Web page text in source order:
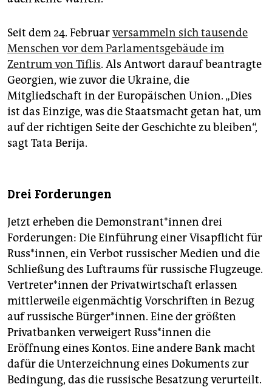
Seit dem 24. Februarversammeln sich tausende
Menschen vor dem Parlamentsgebäude im
Zentrum von Tiflis. Als Antwort darauf beantragte
Georgien, wie zuvor die Ukraine, die
Mitgliedschaft in der Europäischen Union. „Dies
ist das Einzige, was die Staatsmacht getan hat, um
auf der richtigen Seite der Geschichte zu bleiben“,
sagt Tata Berija.
Drei Forderungen
Jetzt erheben die De­mons­tran­t*in­nen drei
Forderungen: Die Einführung einer Visapflicht für
Russ*innen, ein Verbot russischer Medien und die
Schließung des Luftraums für russische Flugzeuge.
Ver­tre­te­r*in­nen der Privatwirtschaft erlassen
mittlerweile eigenmächtig Vorschriften in Bezug
auf russische Bürger*innen. Eine der größten
Privatbanken verweigert Rus­s*in­nen die
Eröffnung eines Kontos. Eine andere Bank macht
dafür die Unterzeichnung eines Dokuments zur
Bedingung, das die russische Besatzung verurteilt.